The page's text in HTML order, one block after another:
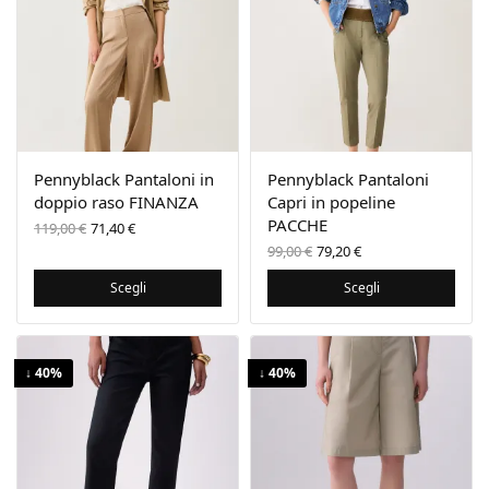
Pennyblack Pantaloni in
doppio raso FINANZA
119,00€ Il prezzo
originale
119,00 €.
71,40€Il
è:
71,40 €.
Scegli
Pennyblack Pantaloni
Capri in popeline
PACCHE
99,00€ Il prezzo
originale
era:
99,00 €.
79,20€Il
prezzo
attuale
è:
79,20 €.
Scegli
↓ 40% ↓ 40%